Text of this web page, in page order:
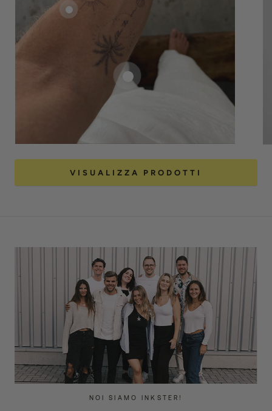
VISUALIZZA PRODOTTI
NOI SIAMO INKSTER!